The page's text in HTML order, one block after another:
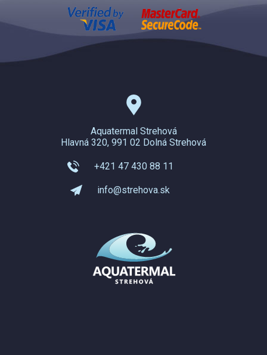
Aquatermal Strehová
Hlavná 320, 991 02 Dolná Strehová
+421 47 430 88 11
info@strehova.sk